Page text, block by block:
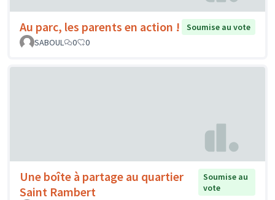
Au parc, les parents en action !
Soumise au vote
SABOUL
0 0
Une boîte à partage au quartier
Saint Rambert
Soumise au
vote